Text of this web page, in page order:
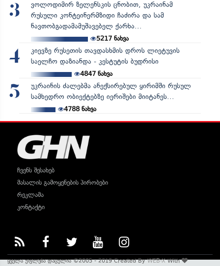
3
ვოლოდიმირ ზელენსკის ცნობით, უკრაინამ
რუსული კონტეინერმზიდი ჩაძირა და სამ
ნავთობგადამამუშავებელ ქარხა...
5217ნახვა
4
კიევზე რუსეთის თავდასხმის დროს ლიეტუვის
საელჩო დაზიანდა - კესტუტის ბუდრისი
4847ნახვა
5
უკრაინის ძალებმა ანექსირებულ ყირიმში რუსულ
სამხედრო ობიექტებზე იერიშები მიიტანეს...
4788ნახვა
ჩვენს შესახებ
მასალის გამოყენების პირობები
რეკლამა
კონტაქტი
ყველა უფლება დაცულია ©2005 - 2019 Created ByWEB-XWith